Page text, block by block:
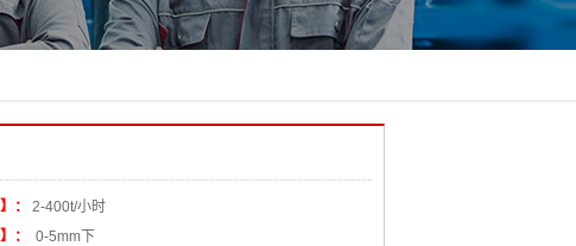
：
2-400t/小时
：
0-5mm下